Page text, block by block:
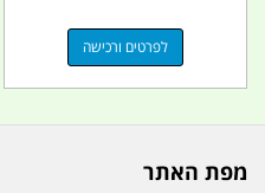
לפרטים ורכישה
מפת האתר